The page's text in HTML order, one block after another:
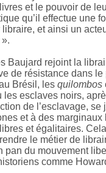
et le pouvoir de
qu’il effectue une
et ainsi un
Baujard rejoint la
de résistance dans le
Brésil, les quilombos
les esclaves noirs,
de l’esclavage, se
et à des marginaux
et égalitaires.
le métier de
pan du mouvement
comme